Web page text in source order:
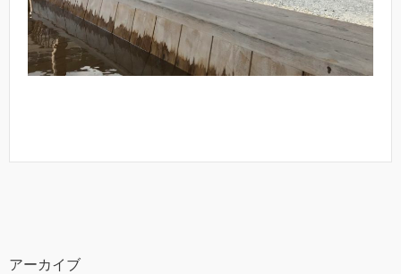
アーカイブ